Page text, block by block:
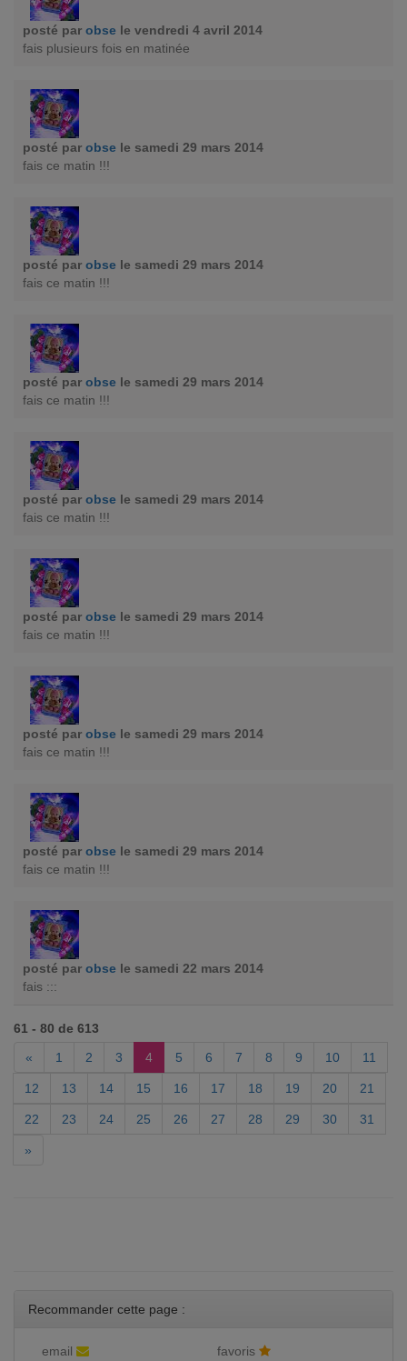
posté par obse le vendredi 4 avril 2014
fais plusieurs fois en matinée
posté par obse le samedi 29 mars 2014
fais ce matin !!!
posté par obse le samedi 29 mars 2014
fais ce matin !!!
posté par obse le samedi 29 mars 2014
fais ce matin !!!
posté par obse le samedi 29 mars 2014
fais ce matin !!!
posté par obse le samedi 29 mars 2014
fais ce matin !!!
posté par obse le samedi 29 mars 2014
fais ce matin !!!
posté par obse le samedi 29 mars 2014
fais ce matin !!!
posté par obse le samedi 22 mars 2014
fais :::
61 - 80 de 613
«
1 2 3 4 5 6 7 8 9 10 11
12 13 14 15 16 17 18 19 20 21
22 23 24 25 26 27 28 29 30 31
»
Recommander cette page :
email
favoris